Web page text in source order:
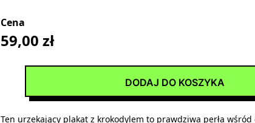
Cena
59,00 zł
DODAJ DO KOSZYKA
Ten urzekający plakat z krokodylem to prawdziwa perła wśród